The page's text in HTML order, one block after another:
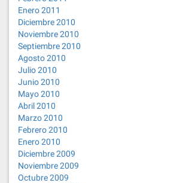
Enero 2011
Diciembre 2010
Noviembre 2010
Septiembre 2010
Agosto 2010
Julio 2010
Junio 2010
Mayo 2010
Abril 2010
Marzo 2010
Febrero 2010
Enero 2010
Diciembre 2009
Noviembre 2009
Octubre 2009